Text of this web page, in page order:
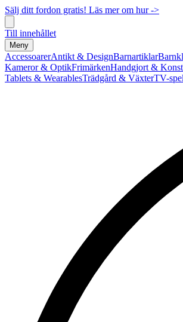
Sälj ditt fordon gratis! Läs mer om hur ->
Till innehållet
Meny
AccessoarerAntikt & DesignBarnartiklar
Kameror & OptikFrimärkenHandgjort &
Tablets & WearablesTrädgård & VäxterTV-